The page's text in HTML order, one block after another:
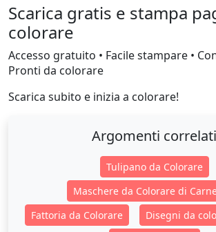
Scarica gratis e stampa
colorare
Accesso gratuito • Facile stampare •
Pronti da colorare
Scarica subito e inizia a colorare!
Argomenti correlati
Tulipano da Colorare
Maschere da Colorare di
Fattoria da Colorare
Disegni da